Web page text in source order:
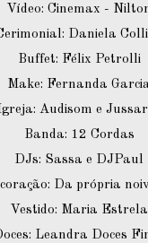
Vídeo: Cinemax -
Daniela
Buffet: Félix Petrolli
Make: Fernanda
Audisom e
Banda: 12 Cordas
DJs: Sassa e DJPaul
Da própria
Vestido: Maria Estrela
Leandra Doces